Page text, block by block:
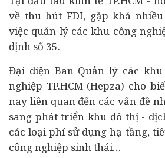
về thu hút FDI, gặp khá
việc quản lý các khu công
định số 35.
Đại diện Ban Quản lý các
nghiệp TP.HCM (Hepza) cho
nay liên quan đến các vấn đề
sang phát triển khu đô thị -
các loại phí sử dụng hạ tầng,
công nghiệp sinh thái…